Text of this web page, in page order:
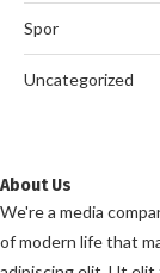
Spor
Uncategorized
About Us
We're a media
of modern life that